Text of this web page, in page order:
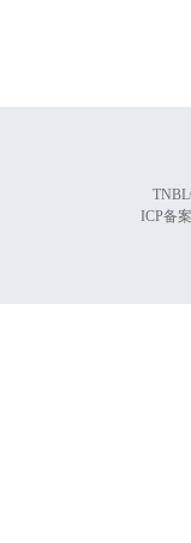
ICP备